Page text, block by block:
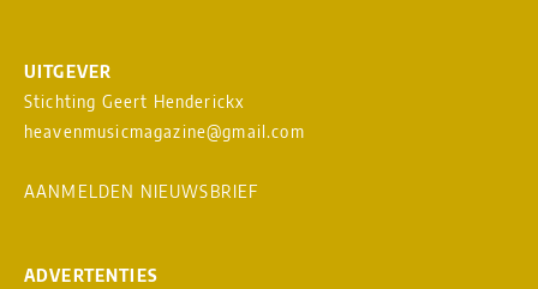
UITGEVER
Stichting Geert Henderickx
heavenmusicmagazine@gmail.com
AANMELDEN NIEUWSBRIEF
ADVERTENTIES